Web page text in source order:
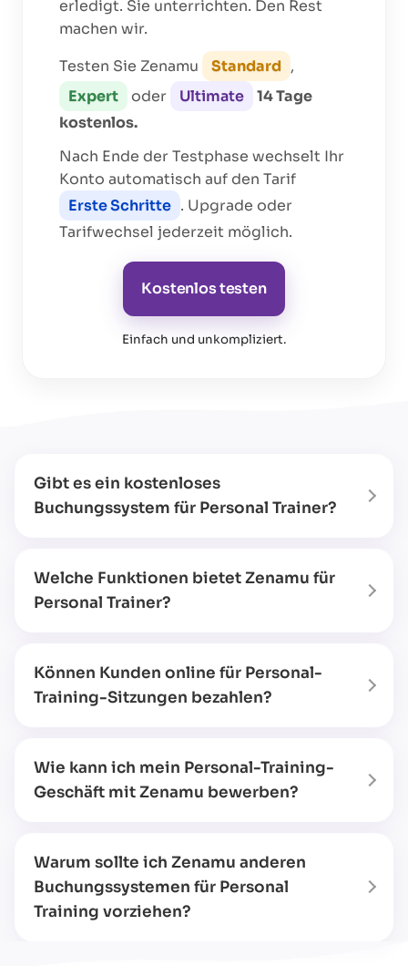
erledigt. Sie unterrichten. Den Rest
machen wir.
Testen Sie Zenamu
Standard ,
Expert
oder Ultimate
14 Tage
kostenlos.
Nach Ende der Testphase wechselt Ihr
Konto automatisch auf den Tarif
Erste Schritte . Upgrade oder
Tarifwechsel jederzeit möglich.
Kostenlos testen
Einfach und unkompliziert.
Gibt es ein kostenloses
Buchungssystem für Personal Trainer?
Welche Funktionen bietet Zenamu für
Personal Trainer?
Können Kunden online für Personal-
Training-Sitzungen bezahlen?
Wie kann ich mein Personal-Training-
Geschäft mit Zenamu bewerben?
Warum sollte ich Zenamu anderen
Buchungssystemen für Personal
Training vorziehen?